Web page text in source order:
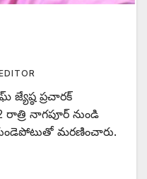
ప్రచారక్‌
రాత్రి నాగపూర్‌ నుండి
మరణించారు.